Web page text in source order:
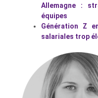
Allemagne :
équipes
Génération Z
salariales trop